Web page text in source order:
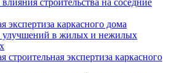
строительства на соседние
экспертиза каркасного дома
улучшений в жилых и нежилых
строительная экспертиза каркасного